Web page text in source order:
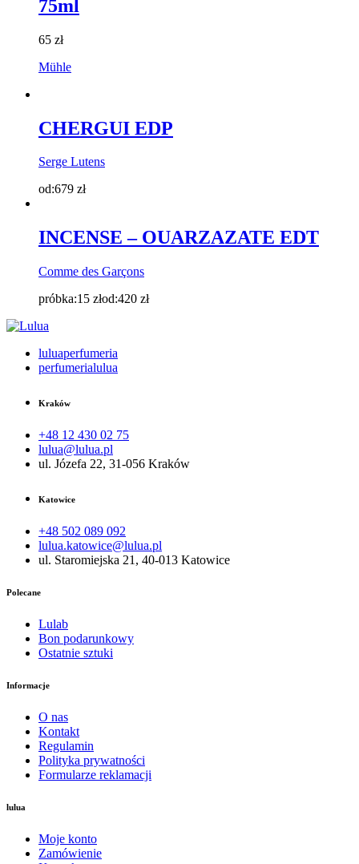
75ml
65 zł
Mühle
CHERGUI EDP
Serge Lutens
od:679 zł
INCENSE – OUARZAZATE EDT
Comme des Garçons
próbka:15 złod:420 zł
luluaperfumeria
perfumerialulua
Kraków
+48 12 430 02 75
lulua@lulua.pl
ul. Józefa 22, 31-056 Kraków
Katowice
+48 502 089 092
lulua.katowice@lulua.pl
ul. Staromiejska 21, 40-013 Katowice
Polecane
Lulab
Bon podarunkowy
Ostatnie sztuki
Informacje
O nas
Kontakt
Regulamin
Polityka prywatności
Formularze reklamacji
lulua
Moje konto
Zamówienie